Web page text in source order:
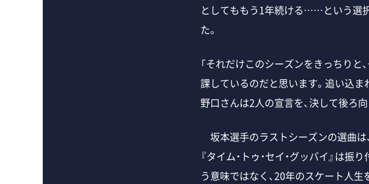
としてももう1年続ける……という選
た。
「それだけこのシーズンをきっちり
課しているのだと思います。追い込ま
野口さんは2人の宣言を、決して後ろ
坂本選手のラストシーズンの選曲は、
『タイム・トゥ・セイ・グッバイ』は
う意味ではなく、20年のスケート人